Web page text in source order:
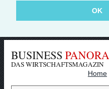
OK
BUSINESS
DAS WIRTSCHAFTSMAGAZIN
Home